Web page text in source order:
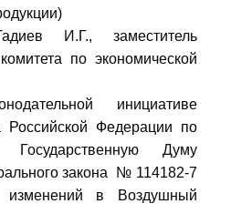
И.Г., заместитель
по экономической
инициативе
Российской Федерации по
Думу
закона № 114182-7
в Воздушный